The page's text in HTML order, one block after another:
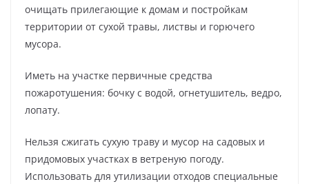
очищать прилегающие к домам и постройкам
территории от сухой травы, листвы и горючего
мусора.
Иметь на участке первичные средства
пожаротушения: бочку с водой, огнетушитель, ведро,
лопату.
Нельзя сжигать сухую траву и мусор на садовых и
придомовых участках в ветреную погоду.
Использовать для утилизации отходов специальные